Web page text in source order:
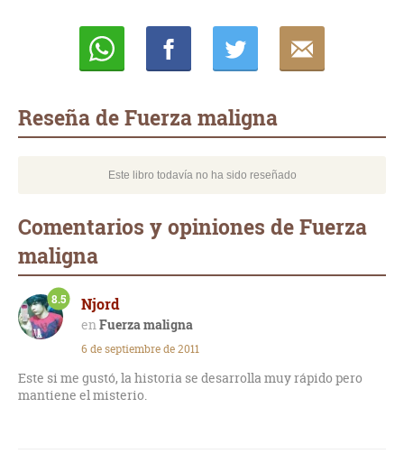
Reseña de Fuerza maligna
Este libro todavía no ha sido reseñado
Comentarios y opiniones de Fuerza
maligna
Njord
Fuerza maligna
8.5
6 de septiembre de 2011
Este si me gustó, la historia se desarrolla muy rápido pero
mantiene el misterio.